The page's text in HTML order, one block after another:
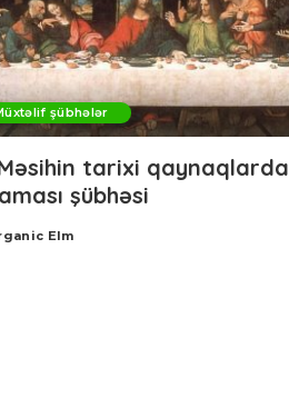
şübhələr
tarixi qaynaqlarda
şübhəsi
Elm